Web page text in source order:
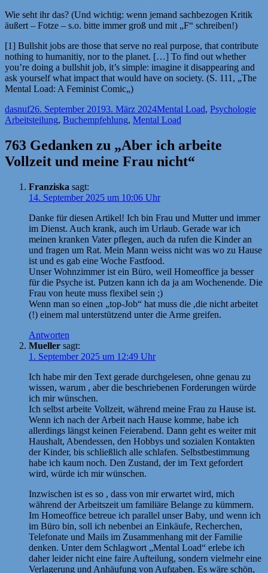
Wie seht ihr das? (Und wichtig: wenn jemand sachbezogen Kritik
äußert – Fotze – s.o. bitte immer groß und mit „F“ schreiben!)
[1] Bullshit jobs are those that serve no real purpose, that contribute
nothing to humanitiy, nor to the planet. […] To find out whether
you’re doing a bullshit job, it’s simple: imagine it disappearing and
ask yourself what impact that would have on society. (S. 111, „The
Mental Load: A Feminist Comic„)
Autor
dasnufVeröffentlicht
am
26. September 20193. März 2024Kategorien
Mental Load, Psychologie
Arbeitsteilung, Buchempfehlung, Mental Load
763 Gedanken zu „Aber ich arbeite
Vollzeit und meine Frau nicht“
Franziska sagt:
14. September 2025 um 10:06 Uhr
Danke für diesen Artikel! Ich bin Frau und Mutter und immer
im Dienst. Auch krank, auch im Urlaub. Gerade war ich
meinen kranken Vater pflegen, auch da rufen die Kinder an
und fragen um Rat. Mein Mann weiss nicht was wo zu Hause
ist und es gab eine Woche Fastfood.
Unser Wohnzimmer ist ein Büro, weil Homeoffice ja besser
für die Psyche ist. Putzen kann ich da ja am Wochenende. Die
Frau von heute muss flexibel sein ;)
Wenn man so einen „top-Job“ hat muss die ,die nicht arbeitet
(!) einem mal unterstützend unter die Arme greifen.
Antworten
Mueller sagt:
1. September 2025 um 12:49 Uhr
Ich habe mir den Text gerade durchgelesen, ohne genau zu
wissen, warum , aber die beschriebenen Forderungen würde
ich mir wünschen.
Ich selbst arbeite Vollzeit, während meine Frau zu Hause ist.
Wenn ich nach der Arbeit nach Hause komme, habe ich
allerdings längst keinen Feierabend. Dann geht es weiter mit
Haushalt, Abendessen, den Hobbys und sozialen Kontakten
der Kinder, bis schließlich alle schlafen. Selbstbestimmung
habe ich kaum noch. Den Zustand, der im Text gefordert
wird, würde ich mir wünschen.
Inzwischen ist es so , dass von mir erwartet wird, mich
während der Arbeitszeit um familiäre Belange zu kümmern.
Im Homeoffice betreue ich parallel unser Baby, und wenn ich
im Büro bin, soll ich nebenbei an Einkäufe, Recherchen,
Telefonate und Mails im Zusammenhang mit der Familie
denken. Unter dem Schlagwort „Mental Load“ erlebe ich
daher leider nicht eine faire Aufteilung, sondern vielmehr eine
Verlagerung und Anhäufung von Aufgaben. Es wäre schön,